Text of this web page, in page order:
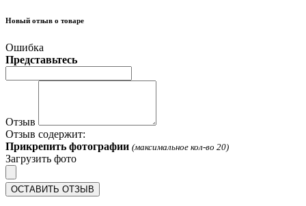
Новый отзыв о товаре
Ошибка
Представьтесь
Отзыв
Отзыв содержит:
Прикрепить фотографии (максимальное кол-во 20)
Загрузить фото
ОСТАВИТЬ ОТЗЫВ